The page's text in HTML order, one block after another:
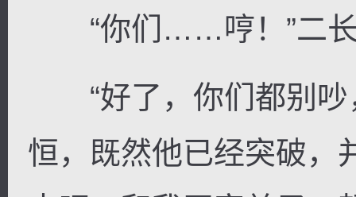
“你们……哼！”二长
“好了，你们都别吵
恒，既然他已经突破，